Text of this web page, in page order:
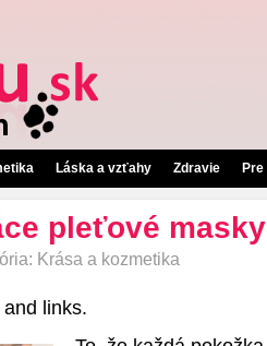
Láska a vzťahy Zdravie
pleťové masky
Krása a kozmetika
links.